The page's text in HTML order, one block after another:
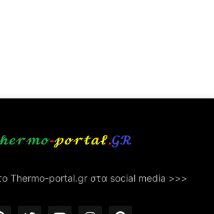
Thermo-portal.gr στα social media >>>